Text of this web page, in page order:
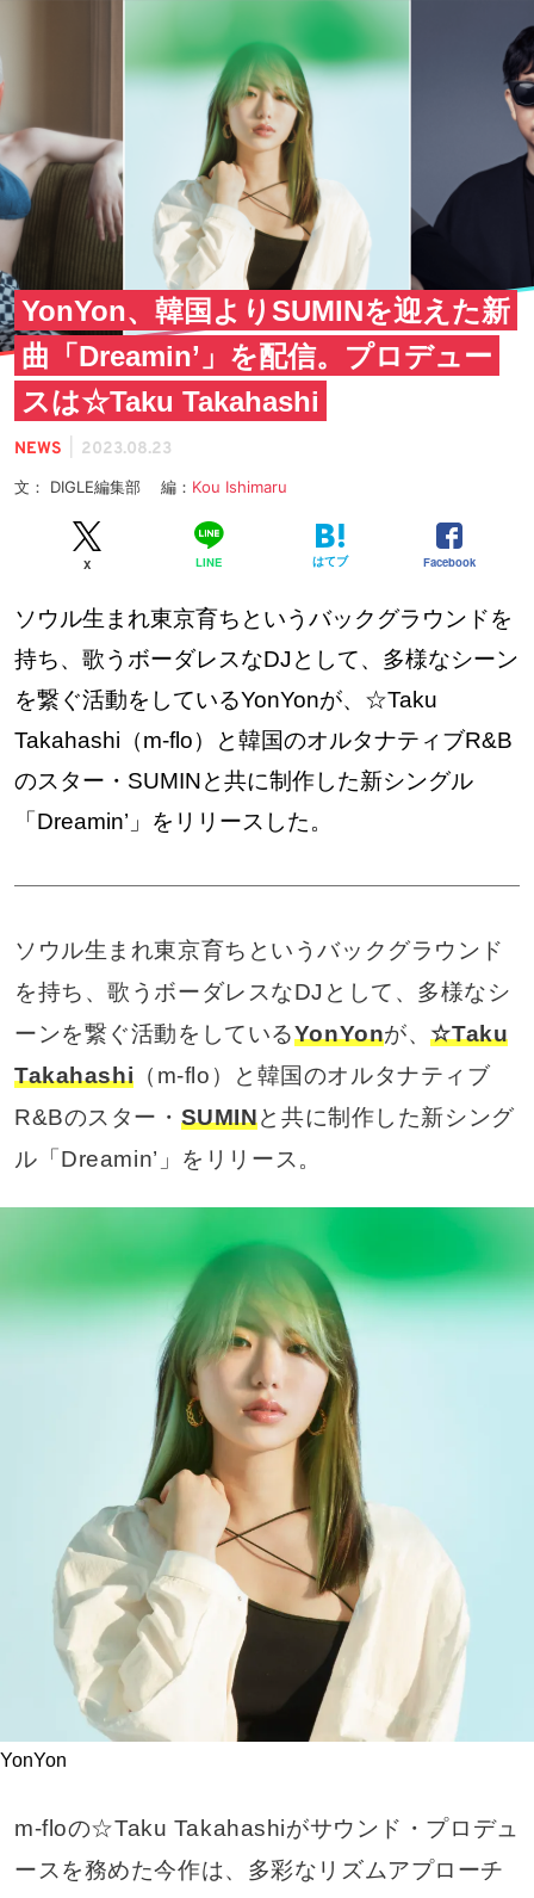
YonYon、韓国よりSUMINを迎えた新
曲「Dreamin’」を配信。プロデュー
スは☆Taku Takahashi
NEWS 2023.08.23
文： DIGLE編集部 編： Kou Ishimaru
X LINE はてブ Facebook
ソウル生まれ東京育ちというバックグラウンドを
持ち、歌うボーダレスなDJとして、多様なシーン
を繋ぐ活動をしているYonYonが、☆Taku
Takahashi（m-flo）と韓国のオルタナティブR&B
のスター・SUMINと共に制作した新シングル
「Dreamin’」をリリースした。
ソウル生まれ東京育ちというバックグラウンド
を持ち、歌うボーダレスなDJとして、多様なシ
ーンを繋ぐ活動をしているYonYonが、☆Taku
Takahashi （m-flo）と韓国のオルタナティブ
R&Bのスター・ SUMINと共に制作した新シング
ル「Dreamin’」をリリース。
YonYon
m-floの☆Taku Takahashiがサウンド・プロデュ
ースを務めた今作は、多彩なリズムアプローチ